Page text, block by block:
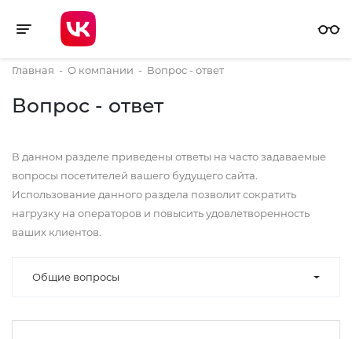
Toggle navigation
Главная - О компании - Вопрос - ответ
Вопрос - ответ
В данном разделе приведены ответы на часто задаваемые
вопросы посетителей вашего будущего сайта.
Использование данного раздела позволит сократить
нагрузку на операторов и повысить удовлетворенность
ваших клиентов.
Общие вопросы